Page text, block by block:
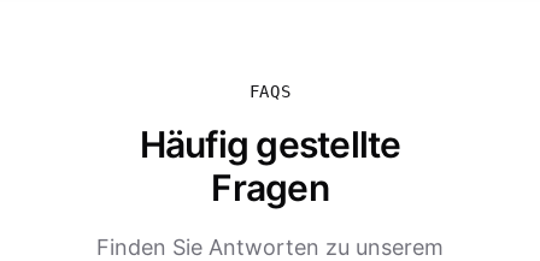
FAQS
Häufig gestellte
Fragen
Finden Sie Antworten zu unserem